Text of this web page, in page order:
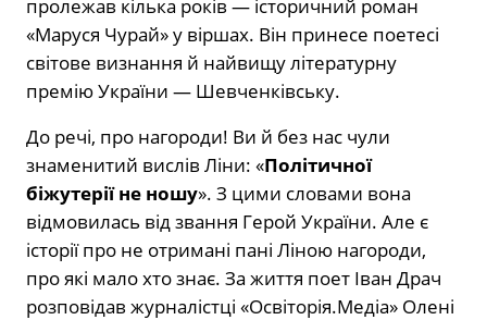
пролежав кілька років — історичний роман
«Маруся Чурай» у віршах. Він принесе поетесі
світове визнання й найвищу літературну
премію України — Шевченківську.
До речі, про нагороди! Ви й без нас чули
знаменитий вислів Ліни: «Політичної
біжутерії не ношу». З цими словами вона
відмовилась від звання Герой України. Але є
історії про не отримані пані Ліною нагороди,
про які мало хто знає. За життя поет Іван Драч
розповідав журналістці «Освіторія.Медіа» Олені